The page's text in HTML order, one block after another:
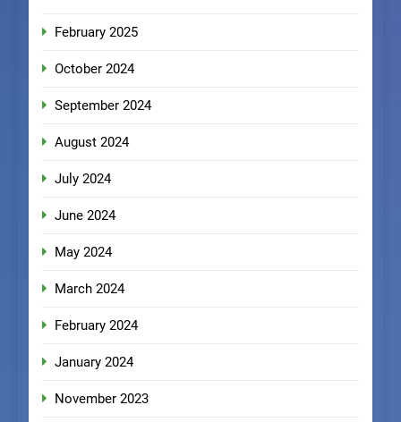
February 2025
October 2024
September 2024
August 2024
July 2024
June 2024
May 2024
March 2024
February 2024
January 2024
November 2023